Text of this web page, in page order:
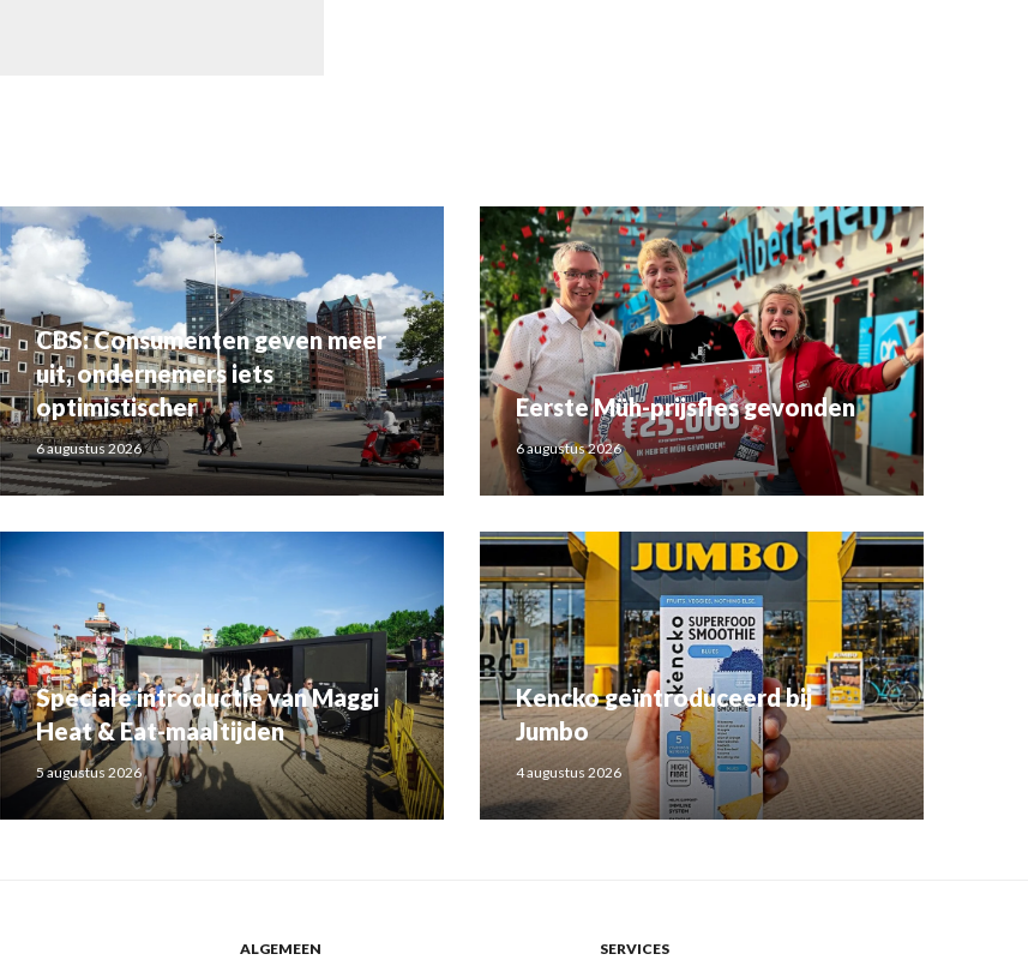
CBS: Consumenten geven meer
uit, ondernemers iets
optimistischer
6 augustus 2026
Eerste Müh-prijsfles gevonden
6 augustus 2026
Speciale introductie van Maggi
Heat & Eat-maaltijden
5 augustus 2026
Kencko geïntroduceerd bij
Jumbo
4 augustus 2026
ALGEMEEN SERVICES